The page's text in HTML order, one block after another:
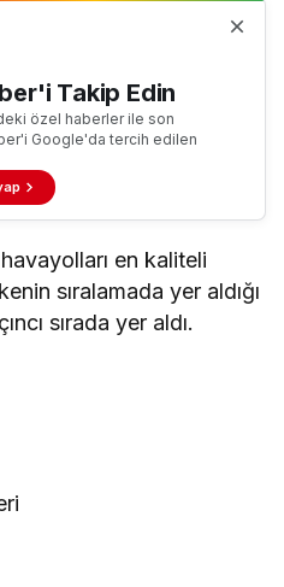
Takip Edin
özel haberler ile son
Google'da tercih edilen
en kaliteli
sıralamada yer aldığı
sırada yer aldı.